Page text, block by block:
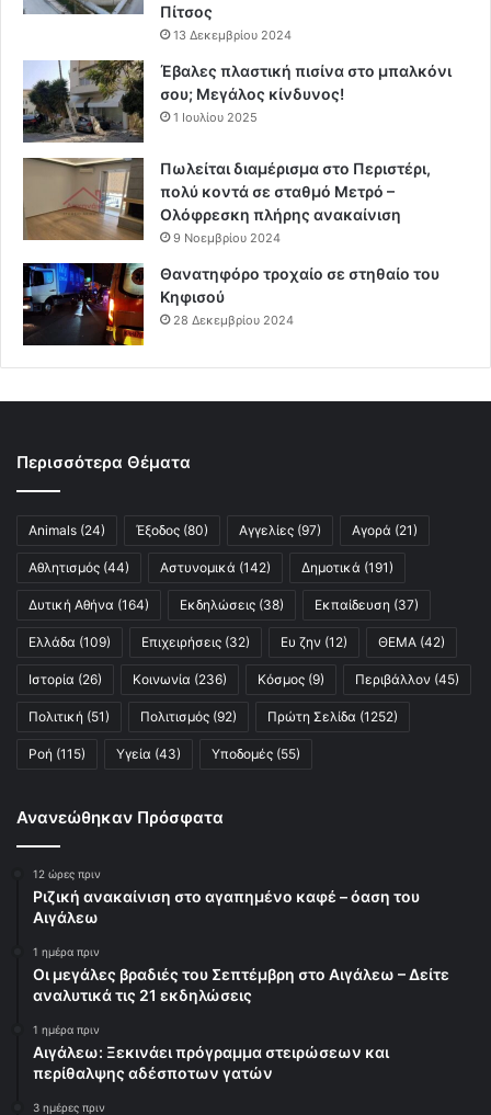
Πίτσος
13 Δεκεμβρίου 2024
Έβαλες πλαστική πισίνα στο μπαλκόνι
σου; Μεγάλος κίνδυνος!
1 Ιουλίου 2025
Πωλείται διαμέρισμα στο Περιστέρι,
πολύ κοντά σε σταθμό Μετρό –
Ολόφρεσκη πλήρης ανακαίνιση
9 Νοεμβρίου 2024
Θανατηφόρο τροχαίο σε στηθαίο του
Κηφισού
28 Δεκεμβρίου 2024
Περισσότερα Θέματα
Animals (24) Έξοδος (80) Αγγελίες (97) Αγορά (21)
Αθλητισμός (44) Αστυνομικά (142) Δημοτικά (191)
Δυτική Αθήνα (164) Εκδηλώσεις (38) Εκπαίδευση (37)
Ελλάδα (109) Επιχειρήσεις (32) Ευ ζην (12) ΘΕΜΑ (42)
Ιστορία (26) Κοινωνία (236) Κόσμος (9) Περιβάλλον (45)
Πολιτική (51) Πολιτισμός (92) Πρώτη Σελίδα (1252)
Ροή (115) Υγεία (43) Υποδομές (55)
Ανανεώθηκαν Πρόσφατα
12 ώρες πριν
Ριζική ανακαίνιση στο αγαπημένο καφέ – όαση του
Αιγάλεω
1 ημέρα πριν
Οι μεγάλες βραδιές του Σεπτέμβρη στο Αιγάλεω – Δείτε
αναλυτικά τις 21 εκδηλώσεις
1 ημέρα πριν
Αιγάλεω: Ξεκινάει πρόγραμμα στειρώσεων και
περίθαλψης αδέσποτων γατών
3 ημέρες πριν